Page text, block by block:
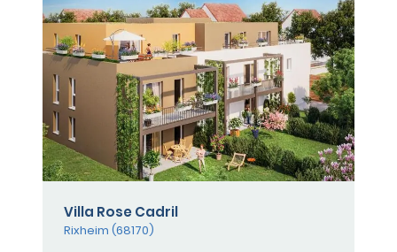
Villa Rose Cadril
Rixheim (68170)